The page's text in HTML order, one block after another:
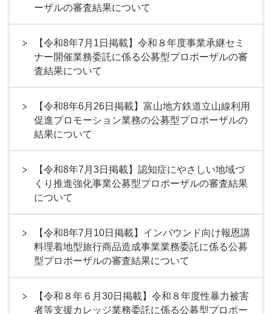
ーザルの審査結果について
【令和8年7月1日掲載】令和８年度事業承継セミ
ナー開催業務委託に係る公募型プロポーザルの審
査結果について
【令和8年6月26日掲載】富山地方鉄道立山線利用
促進プロモーション業務の公募型プロポーザルの
結果について
【令和8年7月3日掲載】認知症にやさしい地域づ
くり推進強化事業公募型プロポーザルの審査結果
について
【令和8年7月10日掲載】インバウンド向け報恩講
料理着地型旅行商品造成事業業務委託に係る公募
型プロポーザルの審査結果について
【令和８年６月30日掲載】令和８年度性暴力被害
者等支援カレッジ業務委託に係る公募型プロポー